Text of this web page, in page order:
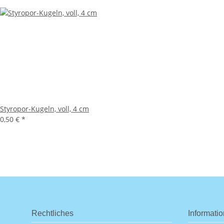
Styropor-Kugeln, voll, 4 cm
0,50 € *
Rechtliches